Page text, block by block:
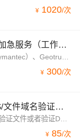
¥ 1020/次
云上用户SSL证书初审加急服务（工作日9:00-17:00 DV证书用户请勿申请）—证书申请第二步
¥ 300/次
SSL证书申请服务 DNS/文件域名验证指导 证书申请 证书安装
¥ 85/次